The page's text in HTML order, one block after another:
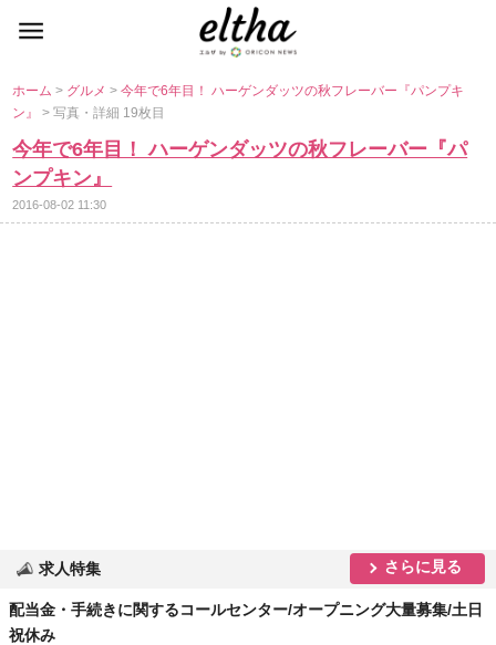
ホーム> グルメ>今年で6年目！ ハーゲンダッツの秋フレーバー『パンプキ
ン』> 写真・詳細 19枚目
今年で6年目！ ハーゲンダッツの秋フレーバー『パ
ンプキン』
2016-08-02 11:30
求人特集 さらに見る
配当金・手続きに関するコールセンター/オープニング大量募集/土日
祝休み